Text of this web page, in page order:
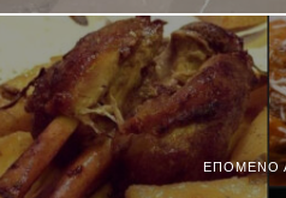
ΕΠΌΜΕΝΟ